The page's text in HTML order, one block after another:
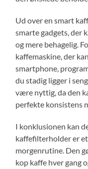
Ud over en smart
smarte gadgets, der
og mere behagelig.
kaffemaskine, der
smartphone,
du stadig ligger i
være nyttig, da den
perfekte konsistens
I konklusionen kan
kaffefilterholder er
morgenrutine. Den
kop kaffe hver gang